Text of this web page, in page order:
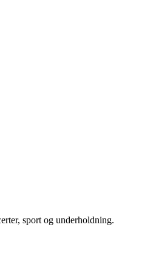
sport og underholdning.